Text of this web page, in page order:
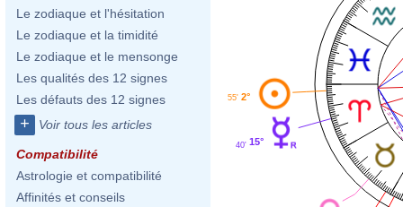
Le zodiaque et l'hésitation
Le zodiaque et la timidité
Le zodiaque et le mensonge
Les qualités des 12 signes
Les défauts des 12 signes
+ Voir tous les articles
Compatibilité
Astrologie et compatibilité
Affinités et conseils
2°
55'
15°
40'